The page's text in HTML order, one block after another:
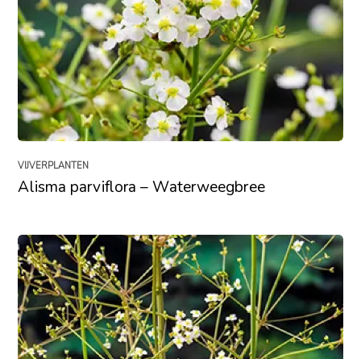
VIJVERPLANTEN
Alisma parviflora – Waterweegbree